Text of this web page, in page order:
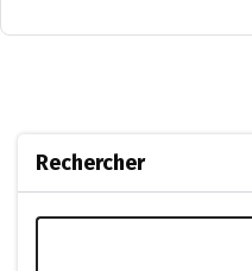
Rechercher